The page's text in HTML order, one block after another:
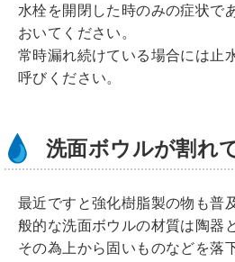
水栓を開閉した時のみの症状で
おいてください。
常時漏れ続けている場合には止
呼びください。
洗面ボウルが割れ
最近ですと強化樹脂製の物も普
般的な洗面ボウルの材質は陶器
その為上から固いものなどを落